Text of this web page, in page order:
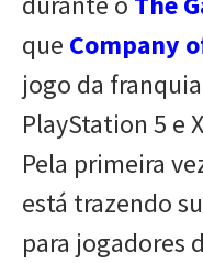
que Company
jogo da
PlayStation 5 e
Pela primeira
está trazendo
para jogadores